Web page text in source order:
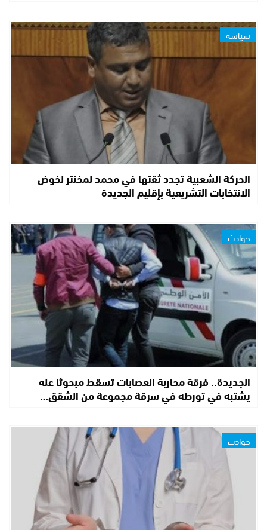
سياسة
الحركة الشعبية تجدد ثقتها في محمد لمخنتر لخوض
الانتخابات التشريعية بإقليم الجديدة
حوادث
الجديدة.. فرقة محاربة العصابات تسقط مبحوثا عنه
يشتبه في تورطه في سرقة مجموعة من الشقق…
حوادث